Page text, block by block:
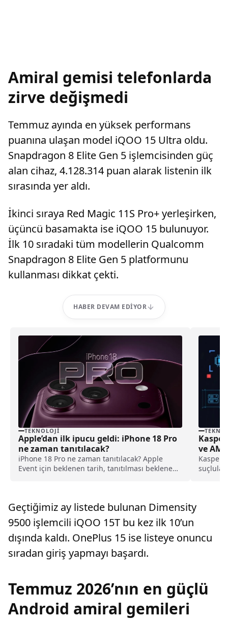
Amiral gemisi telefonlarda
zirve değişmedi
Temmuz ayında en yüksek performans
puanına ulaşan model iQOO 15 Ultra oldu.
Snapdragon 8 Elite Gen 5 işlemcisinden güç
alan cihaz, 4.128.314 puan alarak listenin ilk
sırasında yer aldı.
İkinci sıraya Red Magic 11S Pro+ yerleşirken,
üçüncü basamakta ise iQOO 15 bulunuyor.
İlk 10 sıradaki tüm modellerin Qualcomm
Snapdragon 8 Elite Gen 5 platformunu
kullanması dikkat çekti.
HABER DEVAM EDIYOR
TEKNOLOJI
Apple’dan ilk ipucu geldi: iPhone 18 Pro
ne zaman tanıtılacak?
iPhone 18 Pro ne zaman tanıtılacak? Apple
Event için beklenen tarih, tanıtılması beklenen
ve
suçlular
Geçtiğimiz ay listede bulunan Dimensity
9500 işlemcili iQOO 15T bu kez ilk 10’un
dışında kaldı. OnePlus 15 ise listeye onuncu
sıradan giriş yapmayı başardı.
Temmuz 2026’nın en güçlü
Android amiral gemileri